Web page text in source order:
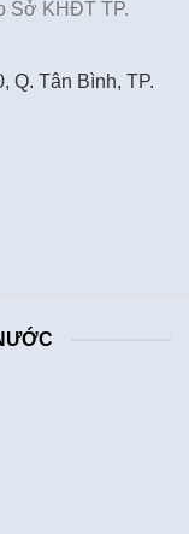
Sở KHĐT TP.
Q. Tân Bình, TP.